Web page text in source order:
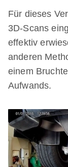
Für dieses
3D-Scans
effektiv
anderen
einem
Aufwands.